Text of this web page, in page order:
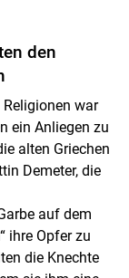
den
war
ein Anliegen zu
alten Griechen
Demeter, die
auf dem
ihre Opfer zu
die Knechte